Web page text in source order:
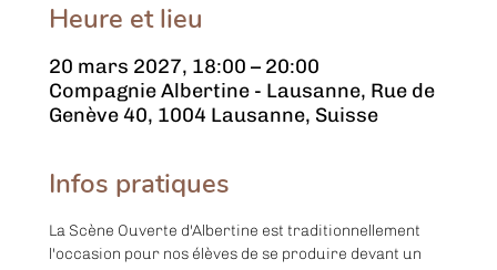
Heure et lieu
20 mars 2027, 18:00 – 20:00
Compagnie Albertine - Lausanne, Rue de
Genève 40, 1004 Lausanne, Suisse
Infos pratiques
La Scène Ouverte d'Albertine est traditionnellement
l'occasion pour nos élèves de se produire devant un